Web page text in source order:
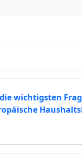
wichtigsten